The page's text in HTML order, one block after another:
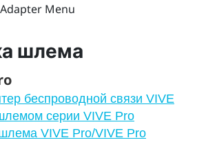
Menu
шлема
беспроводной связи VIVE
серии VIVE Pro
VIVE Pro/VIVE Pro